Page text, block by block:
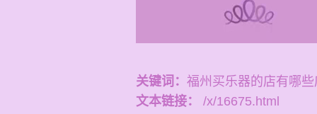
关键词： 福州买乐器的店有哪
文本链接：
/x/16675.html